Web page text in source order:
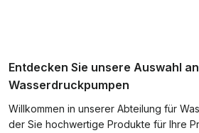
Entdecken Sie unsere Auswahl
Wasserdruckpumpen
Willkommen in unserer Abteilung für
der Sie hochwertige Produkte für Ihre